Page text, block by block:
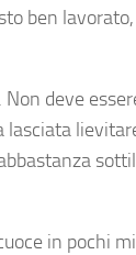
ben
deve
in pochi